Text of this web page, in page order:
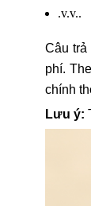
.v.v..
Câu
phí.
chính
Lưu ý: